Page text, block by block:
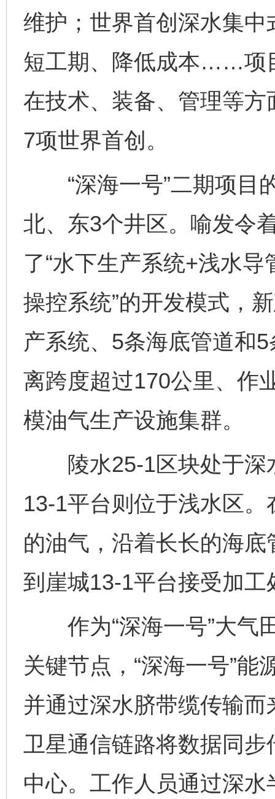
维护；世界首创深水集
短工期、降低成本……项
在技术、装备、管理等
7项世界首创。
“深海一号”二期项目
北、东3个井区。喻发令
了“水下生产系统+浅水
操控系统”的开发模式，
产系统、5条海底管道和
离跨度超过170公里、作
模油气生产设施集群。
陵水25-1区块处于深
13-1平台则位于浅水区
的油气，沿着长长的海底
到崖城13-1平台接受加工
作为“深海一号”大气
关键节点，“深海一号”
并通过深水脐带缆传输
卫星通信链路将数据同
中心。工作人员通过深